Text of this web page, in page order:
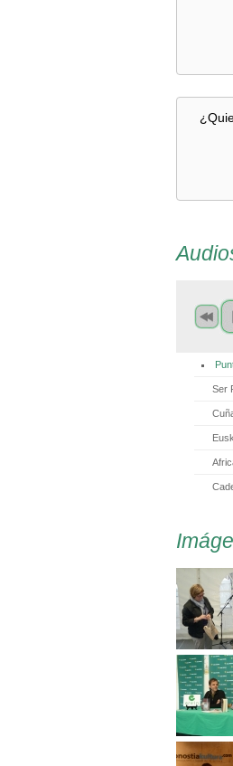
Ser